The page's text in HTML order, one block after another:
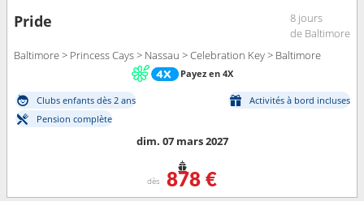
Pride
8 jours
de Baltimore
Baltimore > Princess Cays > Nassau > Celebration Key > Baltimore
Payez en 4X
Clubs enfants dès 2 ans
Activités à bord incluses
Pension complète
dim. 07 mars 2027
dès 878 €